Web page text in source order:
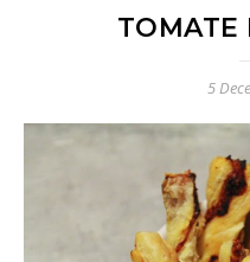
TOMATE
5